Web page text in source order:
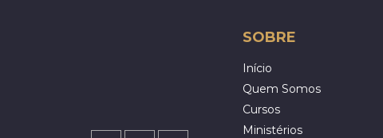
SOBRE
Início
Quem Somos
Cursos
Ministérios